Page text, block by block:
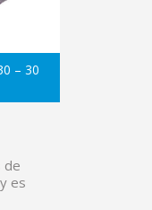
– 30
de
es